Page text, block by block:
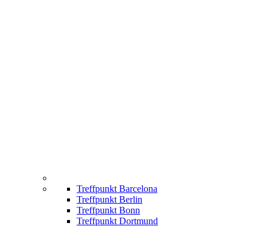
Treffpunkt Barcelona
Treffpunkt Berlin
Treffpunkt Bonn
Treffpunkt Dortmund